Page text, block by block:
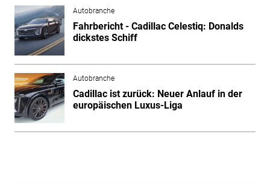
Autobranche
Fahrbericht - Cadillac Celestiq: Donalds
dickstes Schiff
Autobranche
Cadillac ist zurück: Neuer Anlauf in der
europäischen Luxus-Liga